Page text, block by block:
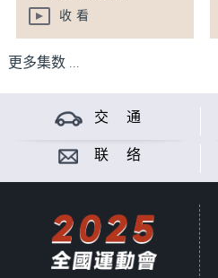
收看
更多集数 ...
交 通
联 络